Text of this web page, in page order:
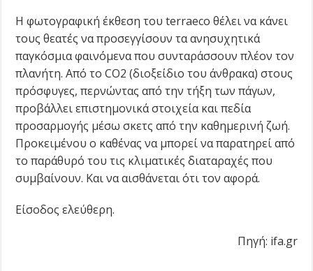
Η φωτογραφική έκθεση του terraeco θέλει να κάνει
τους θεατές να προσεγγίσουν τα ανησυχητικά
παγκόσμια φαινόμενα που συνταράσσουν πλέον τον
πλανήτη. Από το CO2 (διοξείδιο του άνθρακα) στους
πρόσφυγες, περνώντας από την τήξη των πάγων,
προβάλλει επιστημονικά στοιχεία και πεδία
προσαρμογής μέσω σκετς από την καθημερινή ζωή.
Προκειμένου ο καθένας να μπορεί να παρατηρεί από
το παράθυρό του τις κλιματικές διαταραχές που
συμβαίνουν. Και να αισθάνεται ότι τον αφορά.
Είσοδος ελεύθερη.
Πηγή: ifa.gr